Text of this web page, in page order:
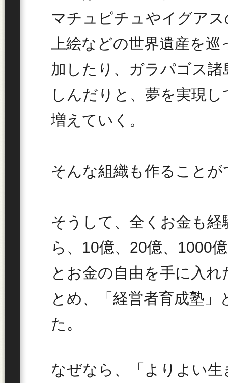
マチュピチュやイグア
上絵などの世界遺産を
加したり、ガラパゴス
しんだりと、夢を実現
増えていく。
そんな組織も作ること
そうして、全くお金も
ら、10億、20億、1000
とお金の自由を手に入
とめ、「経営者育成塾
た。
なぜなら、「よりよい